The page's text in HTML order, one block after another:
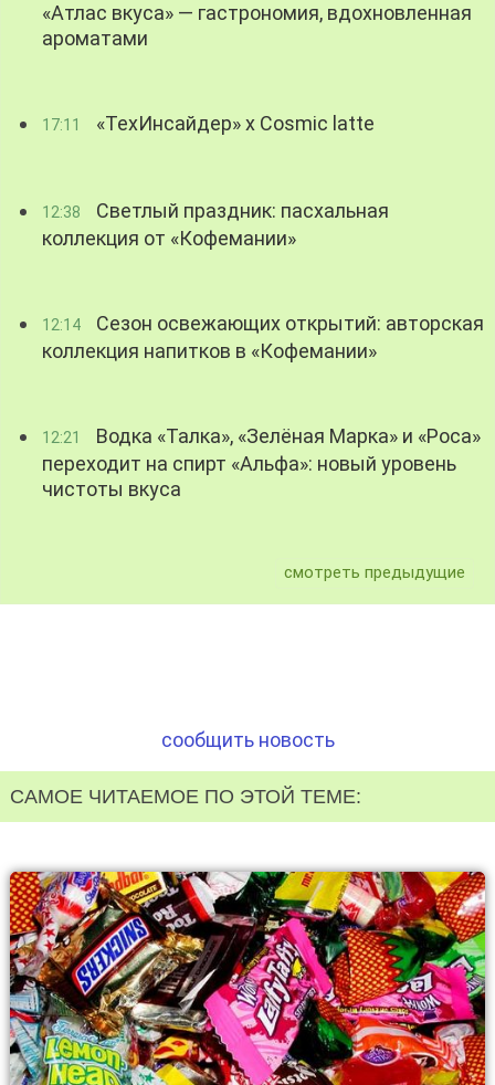
«Атлас вкуса» — гастрономия, вдохновленная
ароматами
17:11 «ТехИнсайдер» х Cosmic latte
12:38
Светлый праздник: пасхальная
коллекция от «Кофемании»
12:14
Сезон освежающих открытий: авторская
коллекция напитков в «Кофемании»
12:21
Водка «Талка», «Зелёная Марка» и «Роса»
переходит на спирт «Альфа»: новый уровень
чистоты вкуса
смотреть предыдущие
сообщить новость
САМОЕ ЧИТАЕМОЕ ПО ЭТОЙ ТЕМЕ: